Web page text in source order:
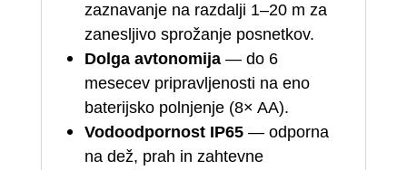
zaznavanje na razdalji 1–20 m za
zanesljivo sprožanje posnetkov.
Dolga avtonomija— do 6
mesecev pripravljenosti na eno
baterijsko polnjenje (8× AA).
Vodoodpornost IP65— odporna
na dež, prah in zahtevne